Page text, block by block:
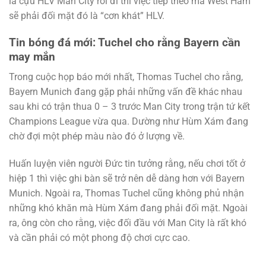
sẽ phải đối mặt đó là “cơn khát” HLV.
Tin bóng đá mới: Tuchel cho rằng Bayern cần
may mắn
Trong cuộc họp báo mới nhất, Thomas Tuchel cho rằng,
Bayern Munich đang gặp phải những vấn đề khác nhau
sau khi có trận thua 0 – 3 trước Man City trong trận tứ kết
Champions League vừa qua. Dường như Hùm Xám đang
chờ đợi một phép màu nào đó ở lượng về.
Huấn luyện viên người Đức tin tưởng rằng, nếu chơi tốt ở
hiệp 1 thì việc ghi bàn sẽ trở nên dễ dàng hơn với Bayern
Munich. Ngoài ra, Thomas Tuchel cũng không phủ nhận
những khó khăn mà Hùm Xám đang phải đối mặt. Ngoài
ra, ông còn cho rằng, việc đối đầu với Man City là rất khó
và cần phải có một phong độ chơi cực cao.